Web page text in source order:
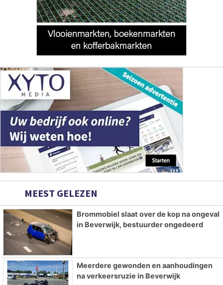
MEEST GELEZEN
Brommobiel slaat over de kop na ongeval
in Beverwijk, bestuurder ongedeerd
Meerdere gewonden en aanhoudingen
na verkeersruzie in Beverwijk